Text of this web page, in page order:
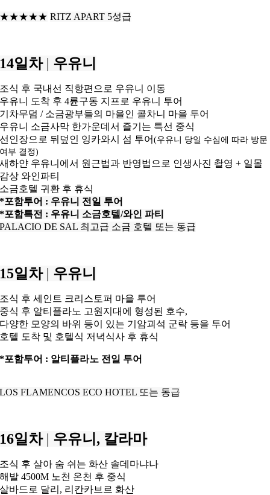
★★★★★ RITZ APART 5성급
14일차 | 우유니
조식 후 국내선 직항편으로 우유니 이동
우유니 도착 후 4륜구동 지프로 우유니 투어
기차무덤 / 소금광부들의 마을인 콜차니 마을 투어
우유니 소금사막 한가운데서 즐기는 특선 중식
선인장으로 뒤덮인 잉카와시 섬 투어(우유니 당일 수심에 따라 방문
여부 결정)
새하얀 우유니에서 원근법과 반영법으로 인생사진 촬영 + 일몰
감상 와인파티
소금호텔 귀환 후 휴식
*포함투어 : 우유니 전일 투어
*포함특전 : 우유니 소금호텔/와인 파티
PALACIO DE SAL 최고급 소금 호텔 또는 동급
15일차 | 우유니
조식 후 세인트 크리스토퍼 마을 투어
중식 후 알티플라노 고원지대에 형성된 호수,
다양한 모양의 바위 등이 있는 기암괴석 군락 등을 투어
호텔 도착 및 호텔식 저녁식사 후 휴식
*포함투어 : 알티플라노 전일 투어
LOS FLAMENCOS ECO HOTEL 또는 동급
16일차 | 우유니, 칼라마
조식 후 살아 숨 쉬는 화산 솔데마냐나
해발 4500M 노천 온천 후 중식
살바드로 달리, 리칸카브르 화산